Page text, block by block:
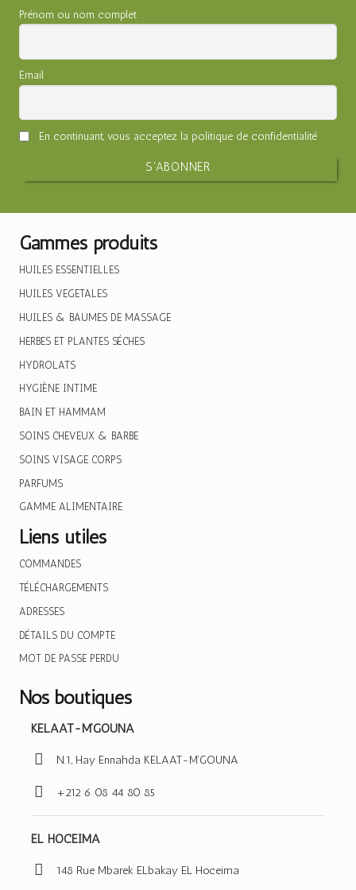
Prénom ou nom complet
Email
En continuant, vous acceptez la politique de confidentialité
Gammes produits
HUILES ESSENTIELLES
HUILES VEGETALES
HUILES & BAUMES DE MASSAGE
HERBES ET PLANTES SÉCHES
HYDROLATS
HYGIÈNE INTIME
BAIN ET HAMMAM
SOINS CHEVEUX & BARBE
SOINS VISAGE CORPS
PARFUMS
GAMME ALIMENTAIRE
Liens utiles
COMMANDES
TÉLÉCHARGEMENTS
ADRESSES
DÉTAILS DU COMPTE
MOT DE PASSE PERDU
Nos boutiques
KELAAT-M’GOUNA
N.1, Hay Ennahda KELAAT-M’GOUNA
+212 6 08 44 80 85
EL HOCEIMA
148 Rue Mbarek ELbakay EL Hoceima